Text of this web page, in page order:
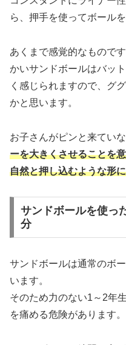
ら、押手を使ってボール
あくまで感覚的なもので
かいサンドボールはバッ
く感じられますので、グ
かと思います。
お子さんがピンと来てい
ーを大きくさせることを
自然と押し込むような形
サンドボールを使っ
分
サンドボールは通常のボ
います。
そのため力のない1～2年
を痛める危険があります。